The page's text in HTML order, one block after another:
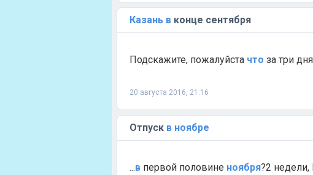
Казань в конце сентября
Подскажите, пожалуйста что за три
20 августа 2016, 21:16
Отпуск в ноябре
...в первой половине ноября?2 недели,